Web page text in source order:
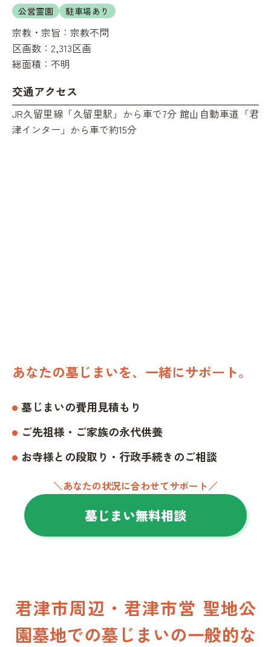
公営霊園 駐車場あり
宗教・宗旨： 宗教不問
区画数： 2,313区画
総面積： 不明
交通アクセス
JR久留里線「久留里駅」から車で7分 館山自動車道「君
津インター」から車で約15分
あなたの墓じまいを、一緒にサポート。
墓じまいの費用見積もり
ご先祖様・ご家族の永代供養
お寺様との段取り・行政手続きのご相談
＼あなたの状況に合わせてサポート／
墓じまい無料相談
君津市周辺・君津市営 聖地公
園墓地での墓じまいの一般的な